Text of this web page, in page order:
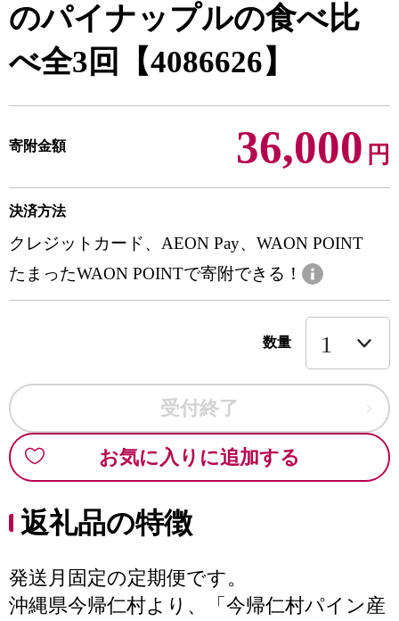
のパイナップルの食べ比
べ全3回【4086626】
寄附金額 36,000 円
決済方法
クレジットカード、AEON Pay、WAON POINT
たまったWAON POINTで寄附できる！
数量
受付終了
お気に入りに追加する
返礼品の特徴
発送月固定の定期便です。
沖縄県今帰仁村より、「今帰仁村パイン産